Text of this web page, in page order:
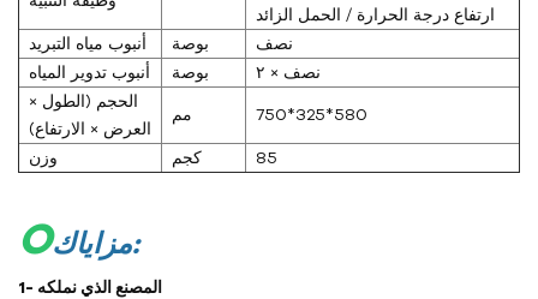
ارتفاع درجة الحرارة / الحمل الزائد
أنبوب مياه التبريد
بوصة
نصف
أنبوب تدوير المياه
بوصة
نصف × ٢
الحجم (الطول ×
العرض × الارتفاع)
مم 750*325*580
وزن كجم 85
O مزاياك:
1- المصنع الذي نملكه